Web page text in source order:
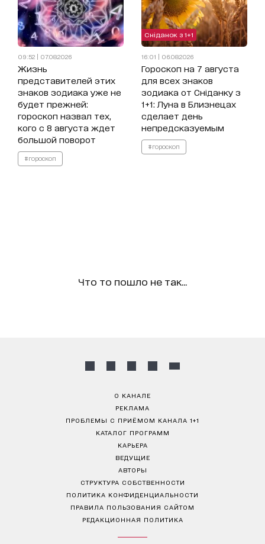
09:52 | 07.08.2026
Жизнь
представителей этих
знаков зодиака уже не
будет прежней:
гороскоп назвал тех,
кого с 8 августа ждет
большой поворот
#гороскоп
Сніданок з 1+1
16:01 | 06.08.2026
Гороскоп на 7 августа
для всех знаков
зодиака от Сніданку з
1+1: Луна в Близнецах
сделает день
непредсказуемым
#гороскоп
Что то пошло не так...
О КАНАЛЕ
РЕКЛАМА
ПРОБЛЕМЫ С ПРИЁМОМ КАНАЛА 1+1
КАТАЛОГ ПРОГРАММ
КАРЬЕРА
ВЕДУЩИЕ
АВТОРЫ
СТРУКТУРА СОБСТВЕННОСТИ
ПОЛИТИКА КОНФИДЕНЦИАЛЬНОСТИ
ПРАВИЛА ПОЛЬЗОВАНИЯ САЙТОМ
РЕДАКЦИОННАЯ ПОЛИТИКА